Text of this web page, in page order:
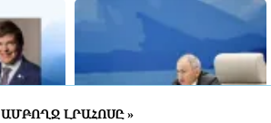
ԱՄԲՈՂՋ ԼՐԱՀՈՍԸ »